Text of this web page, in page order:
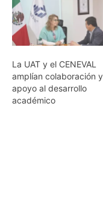
La UAT y el CENEVAL
amplían colaboración y
apoyo al desarrollo
académico